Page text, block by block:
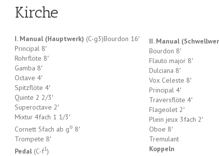
Kirche
I. Manual (Hauptwerk) (C-g3)Bourdon 16′
Principal 8′
Rohrflöte 8′
Gamba 8′
Octave 4′
Spitzflöte 4′
Quinte 2 2/3′
Superoctave 2′
Mixtur 4fach 1 1/3′
Cornett 5fach ab go 8′
Trompete 8′
II. Manual
Bourdon 8′
Flauto major 8′
Dulciana 8′
Vox Celeste 8′
Principal 4′
Traversflöte 4′
Flageolet 2′
Plein jeux 3fach 2′
Oboe 8′
Tremulant
Pedal(C-f1) Koppeln